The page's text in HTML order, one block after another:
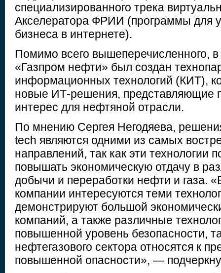
специализированного трека
Акселератора ФРИИ (программы для
бизнеса в интернете).
Помимо всего вышеперечисленного, в
«Газпром нефти» был создан
информационных технологий (КИТ),
новые ИТ-решения, представляющие
интерес для нефтяной отрасли.
По мнению Сергея Негодяева,
tech являются одними из самых
направлений, так как эти технологии
повышать экономическую отдачу в
добычи и переработки нефти и газа.
компании интересуются теми
демонстрируют большой
компаний, а также различные
повышенной уровень безопасности,
нефтегазового сектора относятся к
повышенной опасности», —